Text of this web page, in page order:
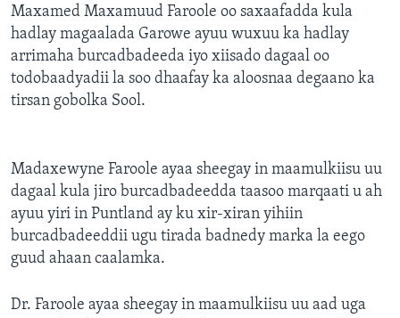
Maxamed Maxamuud Faroole oo saxaafadda kula
hadlay magaalada Garowe ayuu wuxuu ka hadlay
arrimaha burcadbadeeda iyo xiisado dagaal oo
todobaadyadii la soo dhaafay ka aloosnaa degaano ka
tirsan gobolka Sool.
Madaxewyne Faroole ayaa sheegay in maamulkiisu uu
dagaal kula jiro burcadbadeedda taasoo marqaati u ah
ayuu yiri in Puntland ay ku xir-xiran yihiin
burcadbadeeddii ugu tirada badnedy marka la eego
guud ahaan caalamka.
Dr. Faroole ayaa sheegay in maamulkiisu uu aad uga